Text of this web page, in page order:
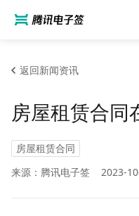
返回新闻资讯
房屋租赁合同
房屋租赁合同
来源：腾讯电子签
2023-